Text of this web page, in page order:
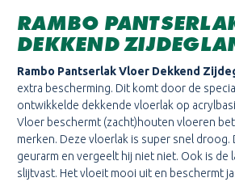
RAMBO
DEKKEND
Rambo Pantserlak Vloer Dekkend
extra bescherming. Dit komt door de
ontwikkelde dekkende vloerlak op
Vloer beschermt (zacht)houten vloeren
merken. Deze vloerlak is super snel droog.
geurarm en vergeelt hij niet niet. Ook is de
slijtvast. Het vloeit mooi uit en beschermt